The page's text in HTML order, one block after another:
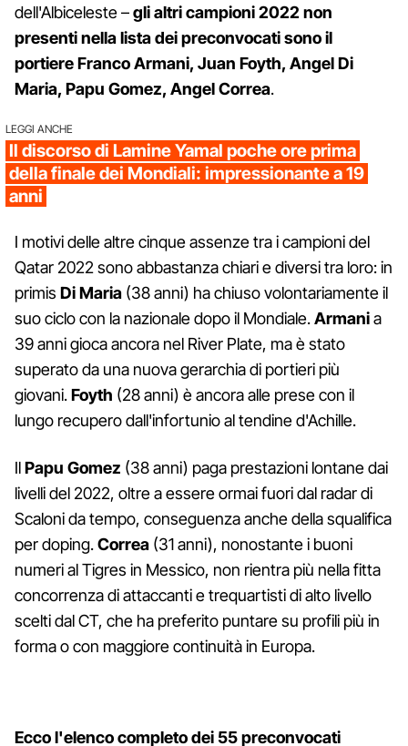
dell'Albiceleste –gli altri campioni 2022 non
presenti nella lista dei preconvocati sono il
portiere Franco Armani, Juan Foyth, Angel Di
Maria, Papu Gomez, Angel Correa.
LEGGI ANCHE
Il discorso di Lamine Yamal poche ore prima
della finale dei Mondiali: impressionante a 19
anni
I motivi delle altre cinque assenze tra i campioni del
Qatar 2022 sono abbastanza chiari e diversi tra loro: in
primis Di Maria (38 anni) ha chiuso volontariamente il
suo ciclo con la nazionale dopo il Mondiale.Armania
39 anni gioca ancora nel River Plate, ma è stato
superato da una nuova gerarchia di portieri più
giovani.Foyth (28 anni) è ancora alle prese con il
lungo recupero dall'infortunio al tendine d'Achille.
IlPapu Gomez (38 anni) paga prestazioni lontane dai
livelli del 2022, oltre a essere ormai fuori dal radar di
Scaloni da tempo, conseguenza anche della squalifica
per doping.Correa (31 anni), nonostante i buoni
numeri al Tigres in Messico, non rientra più nella fitta
concorrenza di attaccanti e trequartisti di alto livello
scelti dal CT, che ha preferito puntare su profili più in
forma o con maggiore continuità in Europa.
Ecco l'elenco completo dei 55 preconvocati